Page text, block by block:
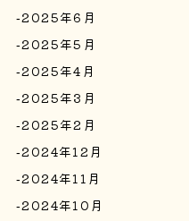
2025年6月
2025年5月
2025年4月
2025年3月
2025年2月
2024年12月
2024年11月
2024年10月